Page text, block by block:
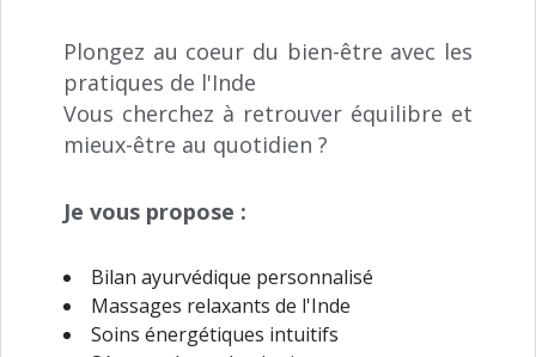
Plongez au coeur du bien-être avec les
pratiques de l'Inde
Vous cherchez à retrouver équilibre et
mieux-être au quotidien ?
Je vous propose :
Bilan ayurvédique personnalisé
Massages relaxants de l'Inde
Soins énergétiques intuitifs